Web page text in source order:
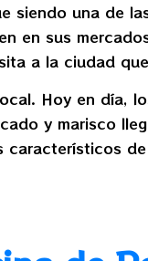
siendo una de
en sus
a la ciudad
Hoy en día,
y marisco
característicos